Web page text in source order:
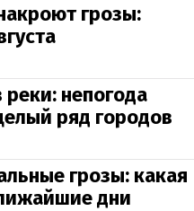
грозы:
непогода
ряд городов
грозы: какая
дни